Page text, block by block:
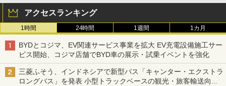
アクセスランキング
1時間 24時間 1週間 1カ月
BYDとコジマ、EV関連サービス事業を拡大 EV充電設備施工サー
ビス開始、コジマ店舗でBYD車の展示・試乗イベントを強化
三菱ふそう、インドネシアで新型バス「キャンター・エクストラ
ロングバス」を発表 小型トラックベースの観光・旅客輸送向け